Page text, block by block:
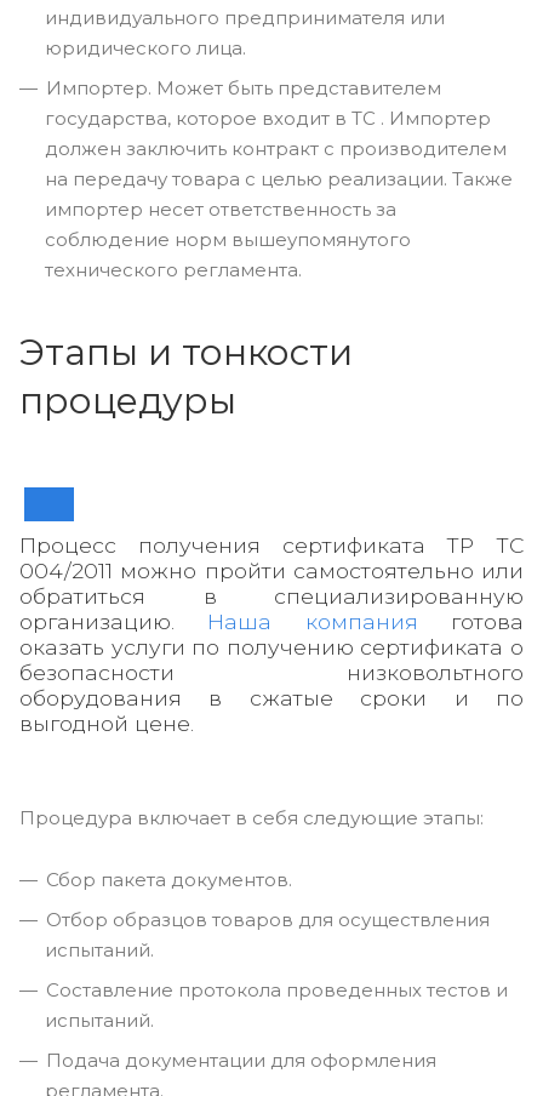
индивидуального предпринимателя или
юридического лица.
Импортер. Может быть представителем
государства, которое входит в ТС . Импортер
должен заключить контракт с производителем
на передачу товара с целью реализации. Также
импортер несет ответственность за
соблюдение норм вышеупомянутого
технического регламента.
Этапы и тонкости
процедуры
Процесс получения сертификата ТР ТС
004/2011 можно пройти самостоятельно или
обратиться в специализированную
организацию. Наша компания готова
оказать услуги по получению сертификата о
безопасности низковольтного
оборудования в сжатые сроки и по
выгодной цене.
Процедура включает в себя следующие этапы:
Сбор пакета документов.
Отбор образцов товаров для осуществления
испытаний.
Составление протокола проведенных тестов и
испытаний.
Подача документации для оформления
регламента.